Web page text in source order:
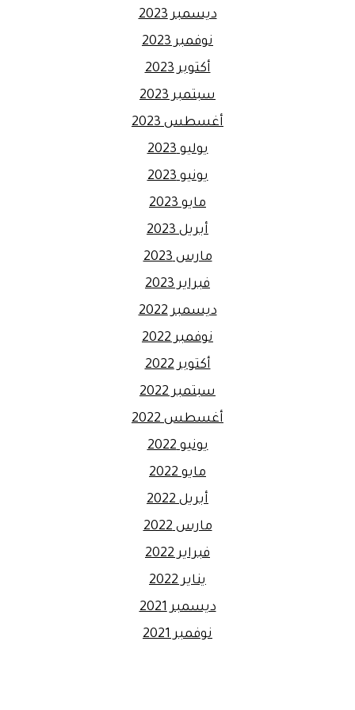
ديسمبر 2023
نوفمبر 2023
أكتوبر 2023
سبتمبر 2023
أغسطس 2023
يوليو 2023
يونيو 2023
مايو 2023
أبريل 2023
مارس 2023
فبراير 2023
ديسمبر 2022
نوفمبر 2022
أكتوبر 2022
سبتمبر 2022
أغسطس 2022
يونيو 2022
مايو 2022
أبريل 2022
مارس 2022
فبراير 2022
يناير 2022
ديسمبر 2021
نوفمبر 2021